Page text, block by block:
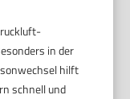
in der
hilft
schnell und